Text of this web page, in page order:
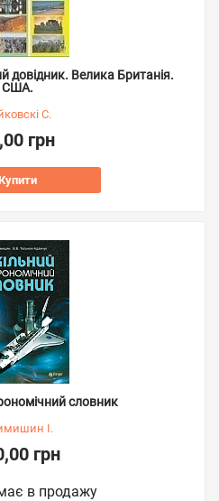
довідник. Велика Британія.
США.
С.
грн
словник
І.
грн
в продажу